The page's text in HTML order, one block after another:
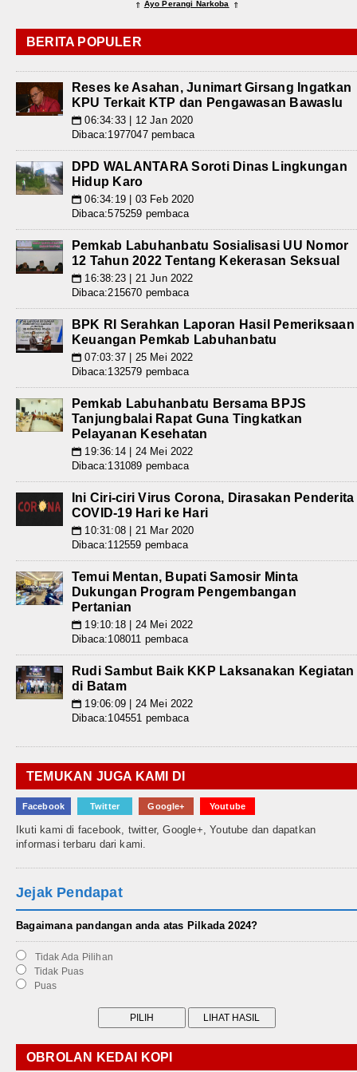
⇑ Ayo Perangi Narkoba ⇑
BERITA POPULER
Reses ke Asahan, Junimart Girsang Ingatkan
KPU Terkait KTP dan Pengawasan Bawaslu
📅 06:34:33 | 12 Jan 2020
Dibaca:1977047 pembaca
DPD WALANTARA Soroti Dinas Lingkungan
Hidup Karo
📅 06:34:19 | 03 Feb 2020
Dibaca:575259 pembaca
Pemkab Labuhanbatu Sosialisasi UU Nomor
12 Tahun 2022 Tentang Kekerasan Seksual
📅 16:38:23 | 21 Jun 2022
Dibaca:215670 pembaca
BPK RI Serahkan Laporan Hasil Pemeriksaan
Keuangan Pemkab Labuhanbatu
📅 07:03:37 | 25 Mei 2022
Dibaca:132579 pembaca
Pemkab Labuhanbatu Bersama BPJS
Tanjungbalai Rapat Guna Tingkatkan
Pelayanan Kesehatan
📅 19:36:14 | 24 Mei 2022
Dibaca:131089 pembaca
Ini Ciri-ciri Virus Corona, Dirasakan Penderita
COVID-19 Hari ke Hari
📅 10:31:08 | 21 Mar 2020
Dibaca:112559 pembaca
Temui Mentan, Bupati Samosir Minta
Dukungan Program Pengembangan
Pertanian
📅 19:10:18 | 24 Mei 2022
Dibaca:108011 pembaca
Rudi Sambut Baik KKP Laksanakan Kegiatan
di Batam
📅 19:06:09 | 24 Mei 2022
Dibaca:104551 pembaca
TEMUKAN JUGA KAMI DI
Facebook Twitter Google+ Youtube
Ikuti kami di facebook, twitter, Google+, Youtube dan dapatkan
informasi terbaru dari kami.
Jejak Pendapat
Bagaimana pandangan anda atas Pilkada 2024?
Tidak Ada Pilihan
Tidak Puas
Puas
OBROLAN KEDAI KOPI